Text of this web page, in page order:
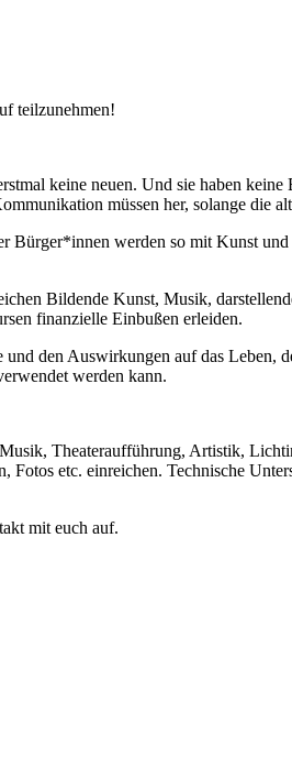
teilzunehmen!
keine neuen. Und sie haben keine
müssen her, solange die
Bürger*innen werden so mit Kunst
Bildende Kunst, Musik,
finanzielle Einbußen erleiden.
den Auswirkungen auf das Leben,
werden kann.
Theateraufführung, Artistik,
etc. einreichen. Technische
mit euch auf.